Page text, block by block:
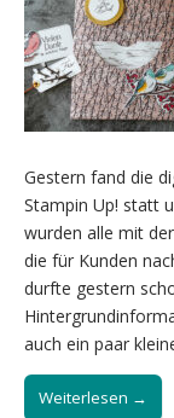
Gestern fand die
Stampin Up! statt
wurden alle mit
die für Kunden
durfte gestern
auch ein paar
Weiterlesen →